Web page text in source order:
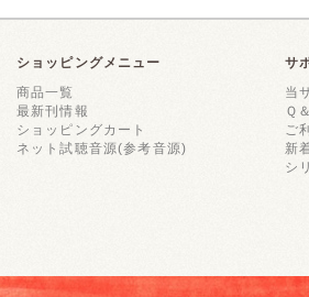
ショッピングメニュー
商品一覧
最新刊情報
ショッピングカート
ネット試聴音源(参考音源)
サ
当
Ｑ
ご
新
シ